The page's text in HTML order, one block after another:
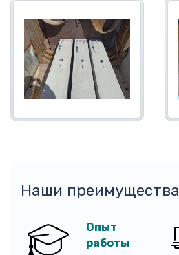
Наши преимущества
Опыт
работы